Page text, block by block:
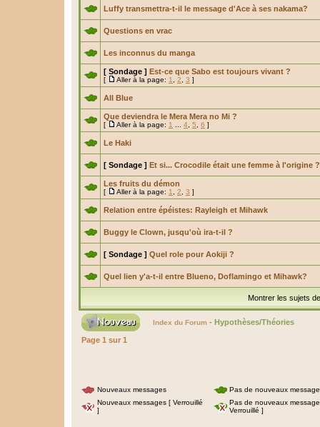
Luffy transmettra-t-il le message d'Ace à ses nakama?
Questions en vrac
Les inconnus du manga
[ Sondage ] Est-ce que Sabo est toujours vivant ?
[ Aller à la page: 1 2 3 ]
All Blue
Que deviendra le Mera Mera no Mi ?
[ Aller à la page: 1 4 5 6 ]
Le Haki
[ Sondage ] Et si... Crocodile était une femme à l'origine ?
Les fruits du démon
[ Aller à la page: 1 2 3 ]
Relation entre épéistes: Rayleigh et Mihawk
Buggy le Clown, jusqu'où ira-t-il ?
[ Sondage ] Quel role pour Aokiji ?
Quel lien y'a-t-il entre Blueno, Doflamingo et Mihawk?
Montrer les sujets
Index du Forum - Hypothèses/Théories
Page 1 sur 1
Nouveaux messages
Pas de nouveaux
Nouveaux messages [ Verrouillé
]
Pas de nouveaux
Verrouillé ]